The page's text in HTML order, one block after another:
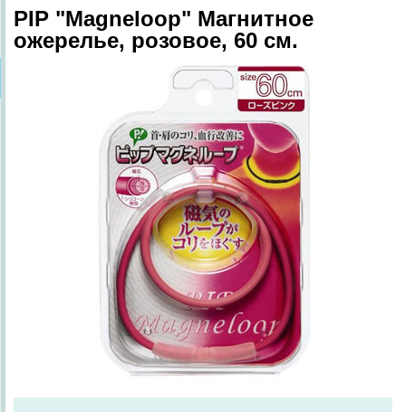
PIP "Magneloop" Магнитное
ожерелье, розовое, 60 см.